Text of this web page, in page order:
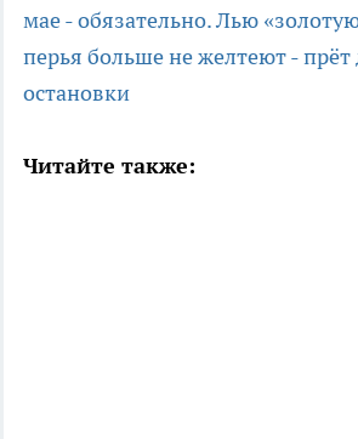
мае - обязательно. Лью
перья больше не желтеют - прёт
остановки
Читайте также: